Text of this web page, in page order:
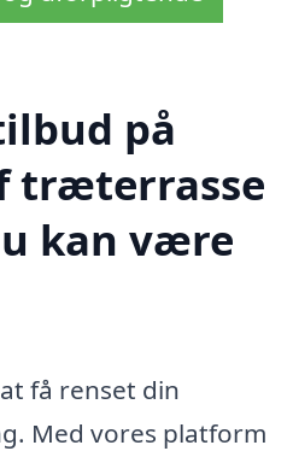
på
træterrasse
kan være
få renset din
Med vores platform